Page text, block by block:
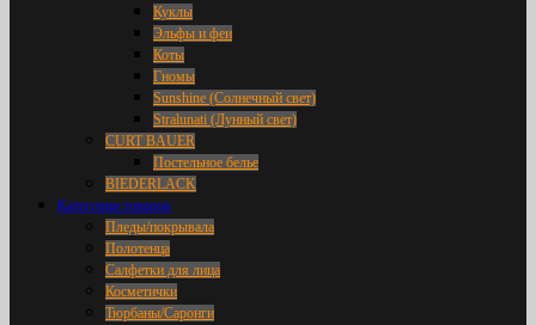
Куклы
Эльфы и феи
Коты
Гномы
Sunshine (Солнечный свет)
Stralunati (Лунный свет)
CURT BAUER
Постельное белье
BIEDERLACK
Категории товаров
Пледы/покрывала
Полотенца
Салфетки для лица
Косметички
Тюрбаны/Саронги